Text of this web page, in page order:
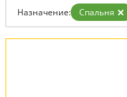
Назначение: Спальня
Вид:
Светильники